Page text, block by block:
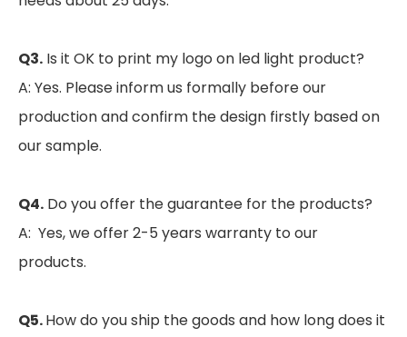
Q3. Is it OK to print my logo on led light product?
A: Yes. Please inform us formally before our
production and confirm the design firstly based on
our sample.
Q4. Do you offer the guarantee for the products?
A: Yes, we offer 2-5 years warranty to our
products.
Q5.How do you ship the goods and how long does it